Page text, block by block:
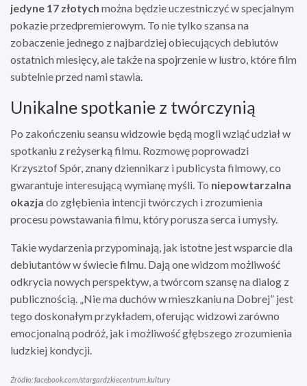
jedyne 17 złotych można będzie uczestniczyć w specjalnym
pokazie przedpremierowym. To nie tylko szansa na
zobaczenie jednego z najbardziej obiecujących debiutów
ostatnich miesięcy, ale także na spojrzenie w lustro, które film
subtelnie przed nami stawia.
Unikalne spotkanie z twórczynią
Po zakończeniu seansu widzowie będą mogli wziąć udział w
spotkaniu z reżyserką filmu. Rozmowę poprowadzi
Krzysztof Spór, znany dziennikarz i publicysta filmowy, co
gwarantuje interesującą wymianę myśli. To niepowtarzalna
okazja do zgłębienia intencji twórczych i zrozumienia
procesu powstawania filmu, który porusza serca i umysły.
Takie wydarzenia przypominają, jak istotne jest wsparcie dla
debiutantów w świecie filmu. Dają one widzom możliwość
odkrycia nowych perspektyw, a twórcom szansę na dialog z
publicznością. „Nie ma duchów w mieszkaniu na Dobrej” jest
tego doskonałym przykładem, oferując widzowi zarówno
emocjonalną podróż, jak i możliwość głębszego zrozumienia
ludzkiej kondycji.
Źródło: facebook.com/stargardzkiecentrum.kultury